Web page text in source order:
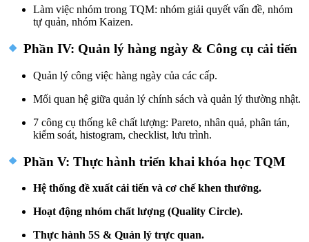
Làm việc nhóm trong TQM: nhóm giải quyết vấn đề, nhóm
tự quản, nhóm Kaizen.
Phần IV: Quản lý hàng ngày & Công cụ cải tiến
Quản lý công việc hàng ngày của các cấp.
Mối quan hệ giữa quản lý chính sách và quản lý thường nhật.
7 công cụ thống kê chất lượng: Pareto, nhân quả, phân tán,
kiểm soát, histogram, checklist, lưu trình.
Phần V: Thực hành triển khai khóa học TQM
Hệ thống đề xuất cải tiến và cơ chế khen thưởng.
Hoạt động nhóm chất lượng (Quality Circle).
Thực hành 5S & Quản lý trực quan.